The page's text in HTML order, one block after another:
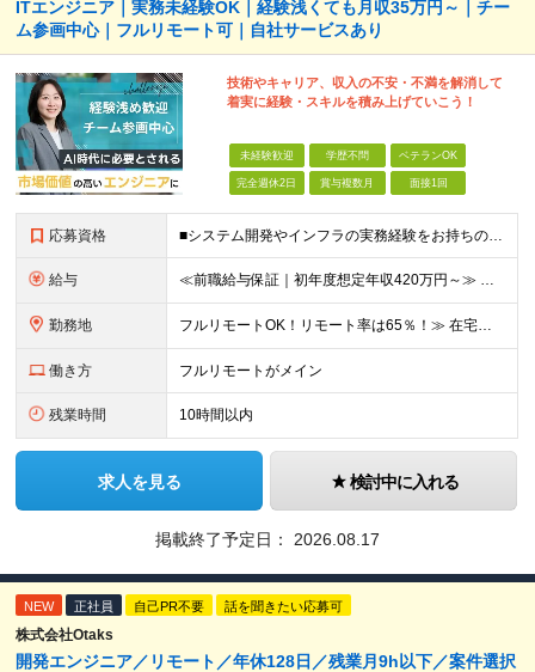
ITエンジニア｜実務未経験OK｜経験浅くても月収35万円～｜チー
ム参画中心｜フルリモート可｜自社サービスあり
技術やキャリア、収入の不安・不満を解消して
着実に経験・スキルを積み上げていこう！
未経験歓迎 学歴不問 ベテランOK
完全週休2日 賞与複数月 面接1回
応募資格 ■システム開発やインフラの実務経験をお持ちの方（言語・工程・年数不問） ■学歴不問 ┗システムサポートや運用保守・テスターなど幅広い経験の方も歓迎します！ ┗独学や実務未経験者といった方からの応募も歓
給与 ≪前職給与保証｜初年度想定年収420万円～≫ 月給35万円以上＋決算賞与＋交通費 ※スキル・経験を考慮の上、優遇します ※上記月給には固定残業代月20時間分(4万5000円以上)を含みます。超過し
勤務地 フルリモートOK！リモート率は65％！≫ 在宅勤務または東京・神奈川・埼玉・千葉のお客様先での勤務 ■本社 東京都港区芝2-22-15 STKビル 1F (変更の範囲)上記を除く当社関連勤務地
働き方 フルリモートがメイン
残業時間 10時間以内
求人を見る 検討中に入れる
掲載終了予定日： 2026.08.17
NEW 正社員 自己PR不要 話を聞きたい応募可
株式会社Otaks
開発エンジニア／リモート／年休128日／残業月9h以下／案件選択